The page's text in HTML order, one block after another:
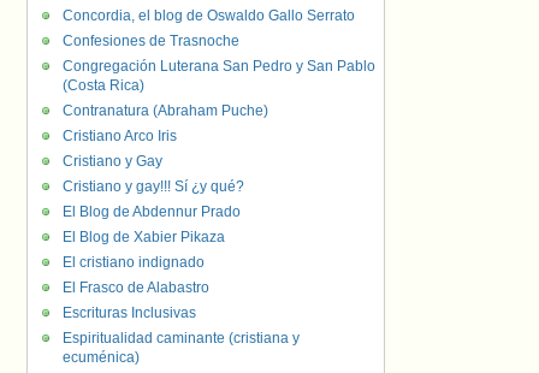
Concordia, el blog de Oswaldo Gallo Serrato
Confesiones de Trasnoche
Congregación Luterana San Pedro y San Pablo
(Costa Rica)
Contranatura (Abraham Puche)
Cristiano Arco Iris
Cristiano y Gay
Cristiano y gay!!! Sí ¿y qué?
El Blog de Abdennur Prado
El Blog de Xabier Pikaza
El cristiano indignado
El Frasco de Alabastro
Escrituras Inclusivas
Espiritualidad caminante (cristiana y
ecuménica)